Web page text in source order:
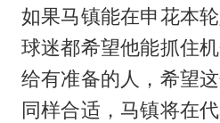
如果马镇能在申花本
球迷都希望他能抓住
给有准备的人，希望
同样合适，马镇将在